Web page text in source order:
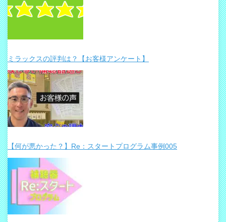
ミラックスの評判は？【お客様アンケート】
【何が悪かった？】Re：スタートプログラム事例005